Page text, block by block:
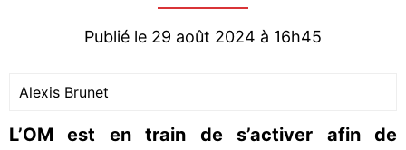
Publié le 29 août 2024 à 16h45
Alexis Brunet
L’OM est en train de s’activer afin de